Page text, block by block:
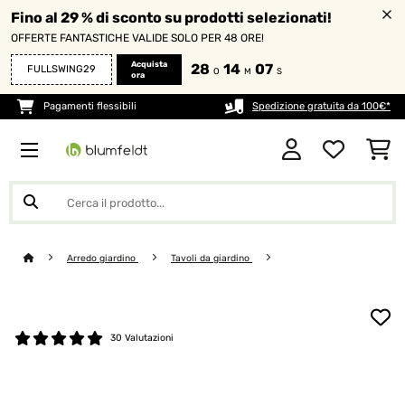
Fino al 29 % di sconto su prodotti selezionati!
OFFERTE FANTASTICHE VALIDE SOLO PER 48 ORE!
FULLSWING29
Acquista
ora
28 O 14 M 07 S
Pagamenti flessibili Spedizione gratuita da 100€*
Arredo giardino Tavoli da giardino
30 Valutazioni